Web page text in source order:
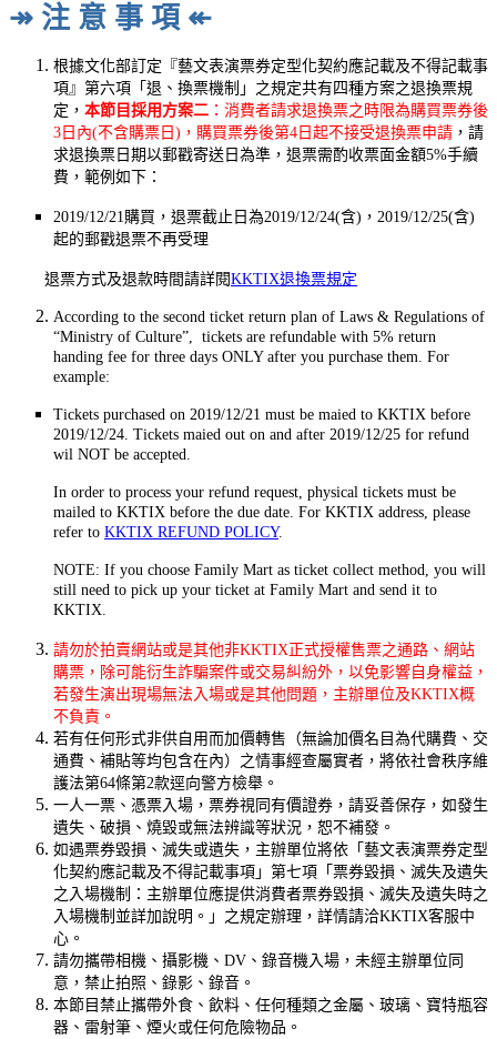
↠ 注 意 事 項 ↞
根據文化部訂定『藝文表演票券定型化契約應記載及不得記載事
項』第六項「退、換票機制」之規定共有四種方案之退換票規
定， 本節目採用方案二 ：消費者請求退換票之時限為購買票券後
3日內(不含購票日)，購買票券後第4日起不接受退換票申請 ，請
求退換票日期以郵戳寄送日為準，退票需酌收票面金額5%手續
費，範例如下：
2019/12/21購買，退票截止日為2019/12/24(含)，2019/12/25(含)
起的郵戳退票不再受理
退票方式及退款時間請詳閱KKTIX退換票規定
According to the second ticket return plan of Laws & Regulations of
“Ministry of Culture”, tickets are refundable with 5% return
handing fee for three days ONLY after you purchase them. For
example:
Tickets purchased on 2019/12/21 must be maied to KKTIX before
2019/12/24. Tickets maied out on and after 2019/12/25 for refund
wil NOT be accepted.
In order to process your refund request, physical tickets must be
mailed to KKTIX before the due date. For KKTIX address, please
refer to KKTIX REFUND POLICY.
NOTE: If you choose Family Mart as ticket collect method, you will
still need to pick up your ticket at Family Mart and send it to
KKTIX.
請勿於拍賣網站或是其他非KKTIX正式授權售票之通路、網站
購票，除可能衍生詐騙案件或交易糾紛外，以免影響自身權益，
若發生演出現場無法入場或是其他問題，主辦單位及KKTIX概
不負責。
若有任何形式非供自用而加價轉售（無論加價名目為代購費、交
通費、補貼等均包含在內）之情事經查屬實者，將依社會秩序維
護法第64條第2款逕向警方檢舉。
一人一票、憑票入場，票券視同有價證券，請妥善保存，如發生
遺失、破損、燒毀或無法辨識等狀況，恕不補發。
如遇票券毀損、滅失或遺失，主辦單位將依「藝文表演票券定型
化契約應記載及不得記載事項」第七項「票券毀損、滅失及遺失
之入場機制：主辦單位應提供消費者票券毀損、滅失及遺失時之
入場機制並詳加說明。」之規定辦理，詳情請洽KKTIX客服中
心。
請勿攜帶相機、攝影機、DV、錄音機入場，未經主辦單位同
意，禁止拍照、錄影、錄音。
本節目禁止攜帶外食、飲料、任何種類之金屬、玻璃、寶特瓶容
器、雷射筆、煙火或任何危險物品。